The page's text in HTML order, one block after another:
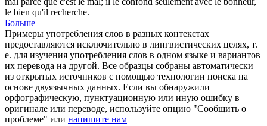
le bien qu'il recherche.
Больше
Примеры употребления слов в разных контекстах
предоставляются исключительно в лингвистических целях, т.
е. для изучения употребления слов в одном языке и вариантов
их перевода на другой. Все образцы собраны автоматически
из открытых источников с помощью технологии поиска на
основе двуязычных данных. Если вы обнаружили
орфографическую, пунктуационную или иную ошибку в
оригинале или переводе, используйте опцию "Сообщить о
проблеме" или напишите нам